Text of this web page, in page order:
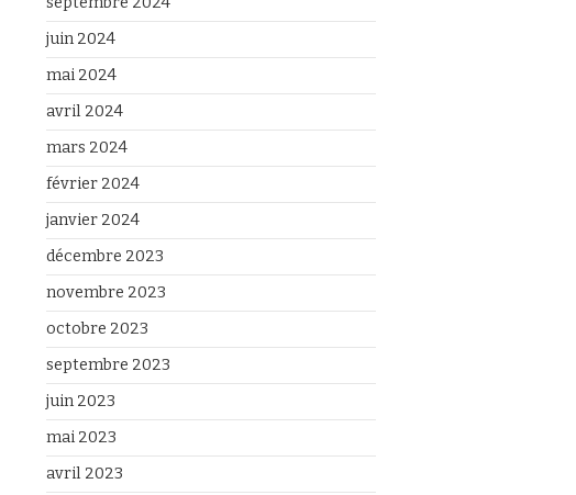
juin 2024
mai 2024
avril 2024
mars 2024
février 2024
janvier 2024
décembre 2023
novembre 2023
octobre 2023
septembre 2023
juin 2023
mai 2023
avril 2023